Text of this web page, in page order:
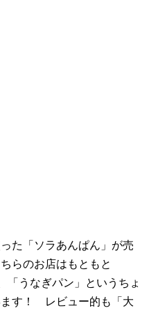
た「ソラあんぱん」が売
らのお店はもともと
「うなぎパン」というちょ
ます！ レビュー的も「大